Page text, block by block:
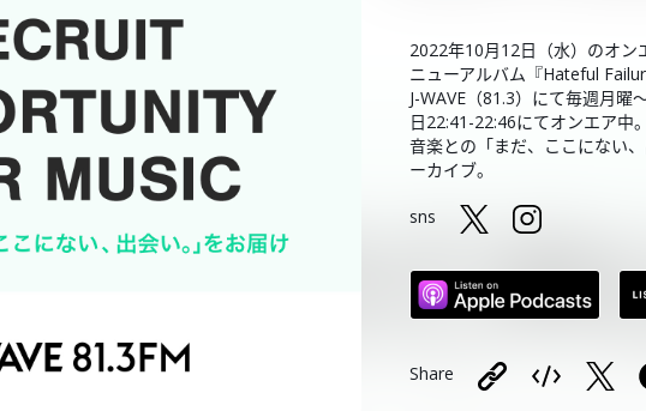
2022年10月12日（水）のオン
ニューアルバム『Hateful
J-WAVE（81.3）にて毎週月
日22:41-22:46にてオンエア中。
音楽との「まだ、ここにない
ーカイブ。
sns
Share